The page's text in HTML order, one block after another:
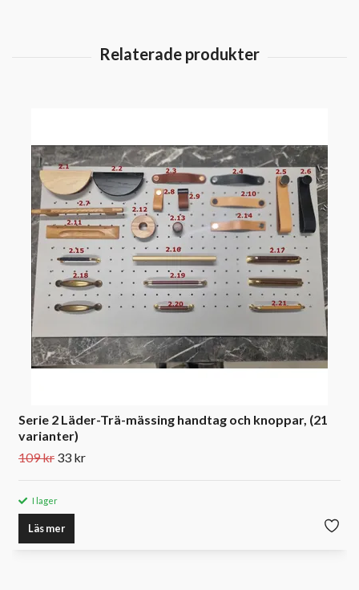
Serie 2 Läder-Trä-mässing handtag och knoppar, (21
varianter)
109 kr 33 kr
I lager
Läs mer